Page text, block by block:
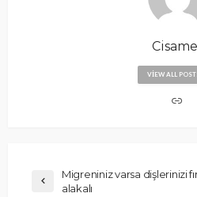
VIEW ALL
Migreniniz varsa dişlerinizi
alakalı